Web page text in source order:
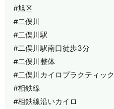
#旭区
#二俣川
#二俣川駅
#二俣川駅南口徒歩3分
#二俣川整体
#二俣川カイロプラクティック
#相鉄線
#相鉄線沿いカイロ